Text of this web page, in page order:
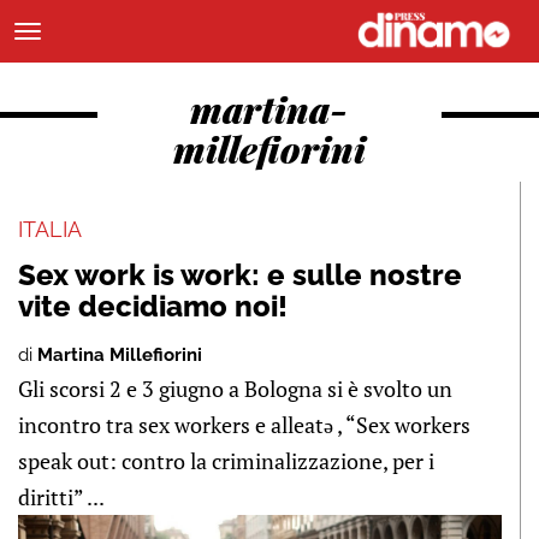
martina-
millefiorini
ITALIA
Sex work is work: e sulle nostre
vite decidiamo noi!
di Martina Millefiorini
Gli scorsi 2 e 3 giugno a Bologna si è svolto un
incontro tra sex workers e alleatə , “Sex workers
speak out: contro la criminalizzazione, per i
diritti” ...